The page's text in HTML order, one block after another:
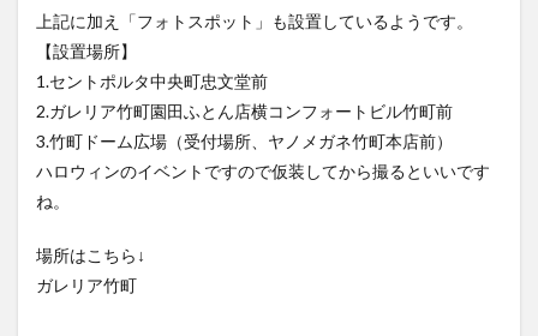
【設置場所】
1.セントポルタ中央町忠文堂前
2.ガレリア竹町園田ふとん店横コンフォートビル竹町前
3.竹町ドーム広場（受付場所、ヤノメガネ竹町本店前）
ハロウィンのイベントですので仮装してから撮るといいです
ね。
ガレリア竹町